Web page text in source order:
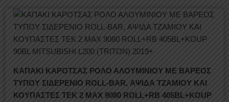
ΚΑΠΑΚΙ ΚΑΡΟΤΣΑΣ ΡΟΛΟ ΑΛΟΥΜΙΝΙΟΥ ΜΕ ΒΑΡΕΟΣ
ΤΥΠΟΥ ΣΙΔΕΡΕΝΙΟ ROLL-BAR, ΑΨΙΔΑ ΤΖΑΜΙΟΥ ΚΑΙ
ΚΟΥΠΑΣΤΕΣ TEK 2 MAX 9080 ROLL+RB 405BL+KOUP